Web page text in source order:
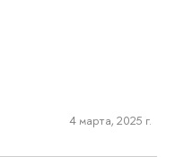
4 марта, 2025 г.